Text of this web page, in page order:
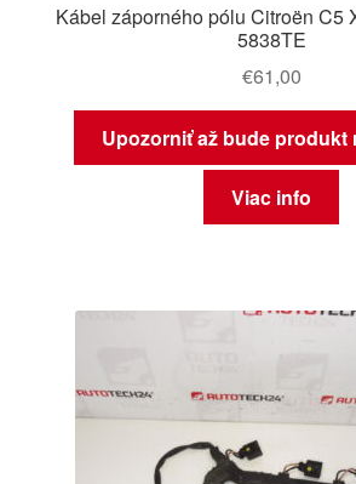
Kábel záporného pólu Citroën C5
5838TE
€61,00
Upozorniť až bude produkt
Viac info